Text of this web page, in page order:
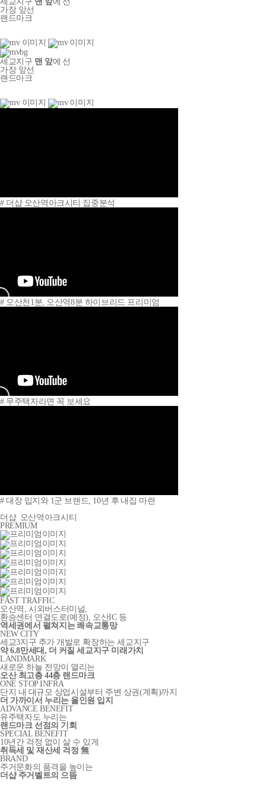
가장 앞선
랜드마크
세교지구 맨 앞에 선
가장 앞선
랜드마크
# 더샵 오산역아크시티 집중분석
# 오산천1분, 오산역8분 하이브리드 프리미엄
# 무주택자라면 꼭 보세요
# 대장 입지와 1군 브랜드, 10년 후 내집 마련
더샵 오산역아크시티
PREMIUM
FAST TRAFFIC
오산역, 시외버스터미널,
환승센터 연결도로(예정) , 오산IC 등
역세권에서 펼쳐지는 쾌속교통망
NEW CITY
세교3지구 추가 개발로 확장하는 세교지구
약 6.8만세대, 더 커질 세교지구 미래가치
LANDMARK
새로운 하늘 전망이 열리는
오산 최고층 44층 랜드마크
ONE STOP INFRA
단지 내 대규모 상업시설부터 주변 상권(계획)까지
더 가까이서 누리는 올인원 입지
ADVANCE BENEFIT
유주택자도 누리는
랜드마크 선점의 기회
SPECIAL BENEFIT
10년간 걱정 없이 살 수 있게
취득세 및 재산세 걱정 無
BRAND
주거문화의 품격을 높이는
더샵 주거벨트의 으뜸